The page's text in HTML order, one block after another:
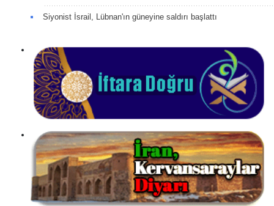
Siyonist İsrail, Lübnan'ın güneyine saldırı başlattı